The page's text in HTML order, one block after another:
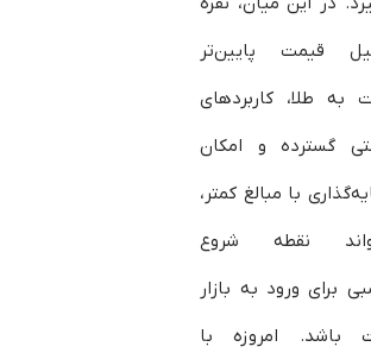
قیمت پایین‌تر
به طلا، کاربردهای
گسترده و امکان
با مبالغ کمتر،
نقطه شروع
برای ورود به بازار
باشد. امروزه با